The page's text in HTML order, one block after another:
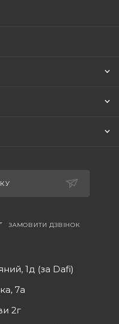
ЗАМОВИТИ ДЗВІНОК
1д (за Dafi)
7а
2г